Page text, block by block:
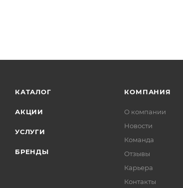
КАТАЛОГ
АКЦИИ
УСЛУГИ
БРЕНДЫ
КОМПАНИЯ
О компании
Новости
Команда
Отзывы
Карьера
Контакты